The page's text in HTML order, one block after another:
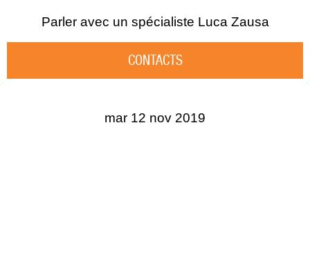
Parler avec un spécialiste Luca Zausa
CONTACTS
mar 12 nov 2019